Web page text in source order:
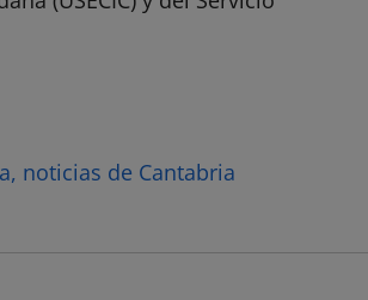
noticias de Cantabria